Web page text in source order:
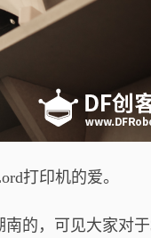
打印机的爱。
的，可见大家对